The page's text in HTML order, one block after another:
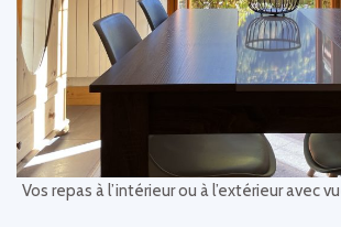
Vos repas à l’intérieur ou à l’extérieur avec